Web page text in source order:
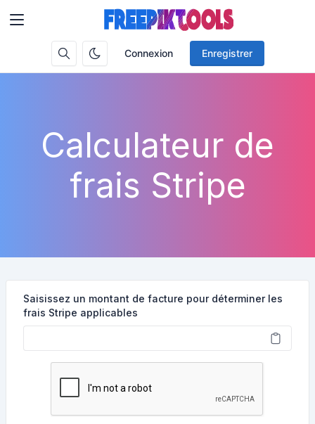
Connexion Enregistrer
Calculateur de
frais Stripe
Saisissez un montant de facture pour déterminer les
frais Stripe applicables